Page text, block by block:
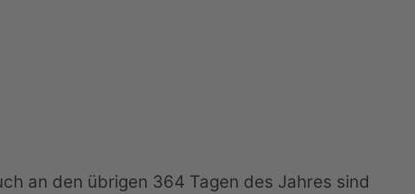
an den übrigen 364 Tagen des Jahres sind